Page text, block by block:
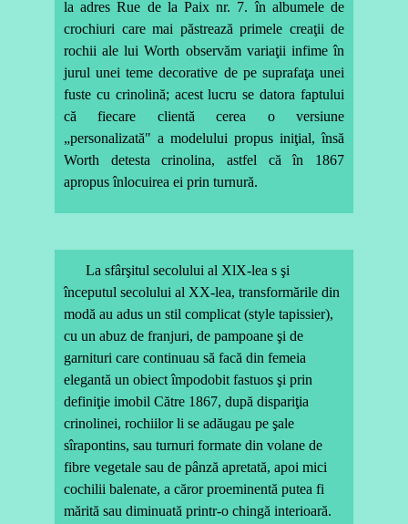
la adres Rue de la Paix nr. 7. în albumele de
crochiuri care mai păstrează primele creaţii de
rochii ale lui Worth observăm variaţii infime în
jurul unei teme decorative de pe suprafaţa unei
fuste cu crinolină; acest lucru se datora faptului
că fiecare clientă cerea o versiune
„personalizată" a modelului propus iniţial, însă
Worth detesta crinolina, astfel că în 1867
apropus înlocuirea ei prin turnură.
La sfârşitul secolului al XlX-lea s şi
începutul secolului al XX-lea, transformările din
modă au adus un stil complicat (style tapissier),
cu un abuz de franjuri, de pampoane şi de
garnituri care continuau să facă din femeia
elegantă un obiect împodobit fastuos şi prin
definiţie imobil Către 1867, după dispariţia
crinolinei, rochiilor li se adăugau pe şale
sîrapontins, sau turnuri formate din volane de
fibre vegetale sau de pânză apretată, apoi mici
cochilii balenate, a căror proeminentă putea fi
mărită sau diminuată printr-o chingă interioară.